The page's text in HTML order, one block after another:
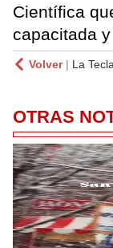
Científica
capacitada y
Volver| La
OTRAS